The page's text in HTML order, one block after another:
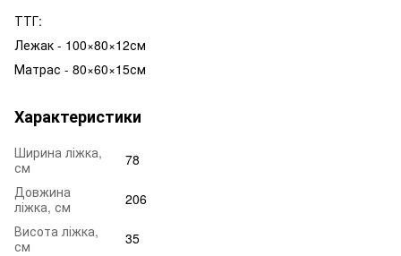
ТТГ:
Лежак - 100×80×12см
Матрас - 80×60×15см
Характеристики
Ширина ліжка,
см
78
Довжина
ліжка, см
206
Висота ліжка,
см
35